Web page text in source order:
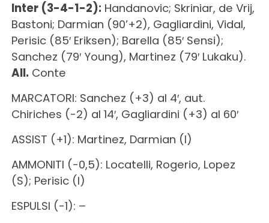
Inter (3-4-1-2):Handanovic; Skriniar, de Vrij,
Bastoni; Darmian (90’+2), Gagliardini, Vidal,
Perisic (85′ Eriksen); Barella (85′ Sensi);
Sanchez (79′ Young), Martinez (79′ Lukaku).
All. Conte
MARCATORI: Sanchez (+3) al 4′, aut.
Chiriches (-2) al 14′, Gagliardini (+3) al 60′
ASSIST (+1): Martinez, Darmian (I)
AMMONITI (-0,5): Locatelli, Rogerio, Lopez
(S); Perisic (I)
ESPULSI (-1): –